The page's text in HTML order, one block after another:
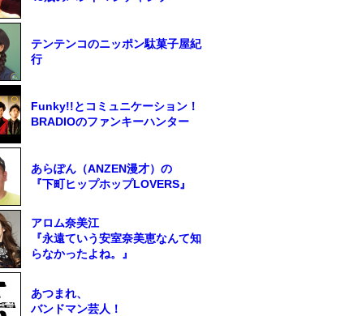
テンテンコのニッポン駄菓子屋紀
行
Funky!!とコミュニケーション！
BRADIOのファンキーハンター
あらぽん（ANZEN漫才）の
『下町ヒップホップLOVERS』
アロム奈美江
『永遠ていう安室奈美恵なんて知
らなかったよね。』
あつまれ、
バンドマン芸人！